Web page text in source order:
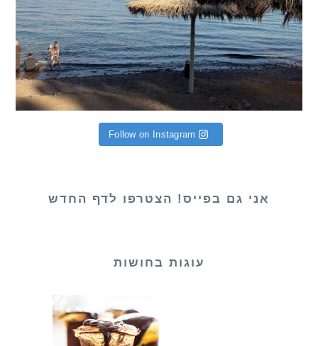
Follow on Instagram
אני גם בפייס! הצטרפו לדף החדש
עוגות בחושות